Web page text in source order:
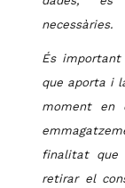
necessàries.
És important
que aporta i
moment en
finalitat que
retirar el